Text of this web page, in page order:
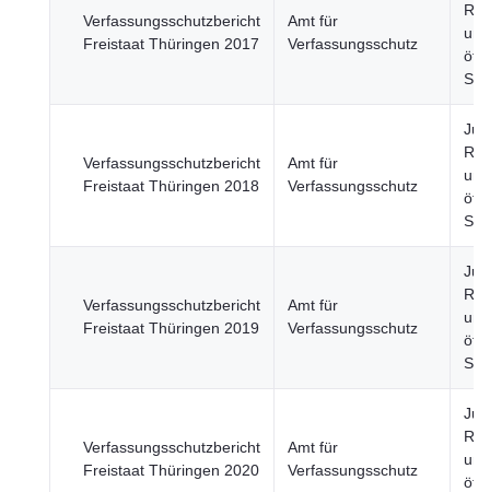
Verfassungsschutzbericht
Freistaat Thüringen 2017
Amt für
Verfassungsschutz
und
Verfassungsschutzbericht
Freistaat Thüringen 2018
Amt für
Verfassungsschutz
und
Verfassungsschutzbericht
Freistaat Thüringen 2019
Amt für
Verfassungsschutz
und
Verfassungsschutzbericht
Freistaat Thüringen 2020
Amt für
Verfassungsschutz
und